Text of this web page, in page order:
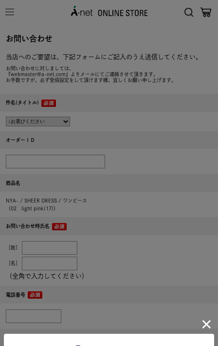
お問い合わせ
当店へのご要望は、下記フォームにご記入のうえ送信してください。
お問い合わせに対しましては、
『webmaster@a-net.com』よりメールにてご連絡させて頂きます。
お手数ですが、必ず受信設定をして頂けます様、宜しくお願い申し上げます。
件名(タイトル)
オーダーＩＤ
商品名
NYA- / SHEER DRESS / ワンピース
（02 light pink(17)）
お問い合わせ時氏名
［姓］
［名］
（全角で入力してください）
電話番号